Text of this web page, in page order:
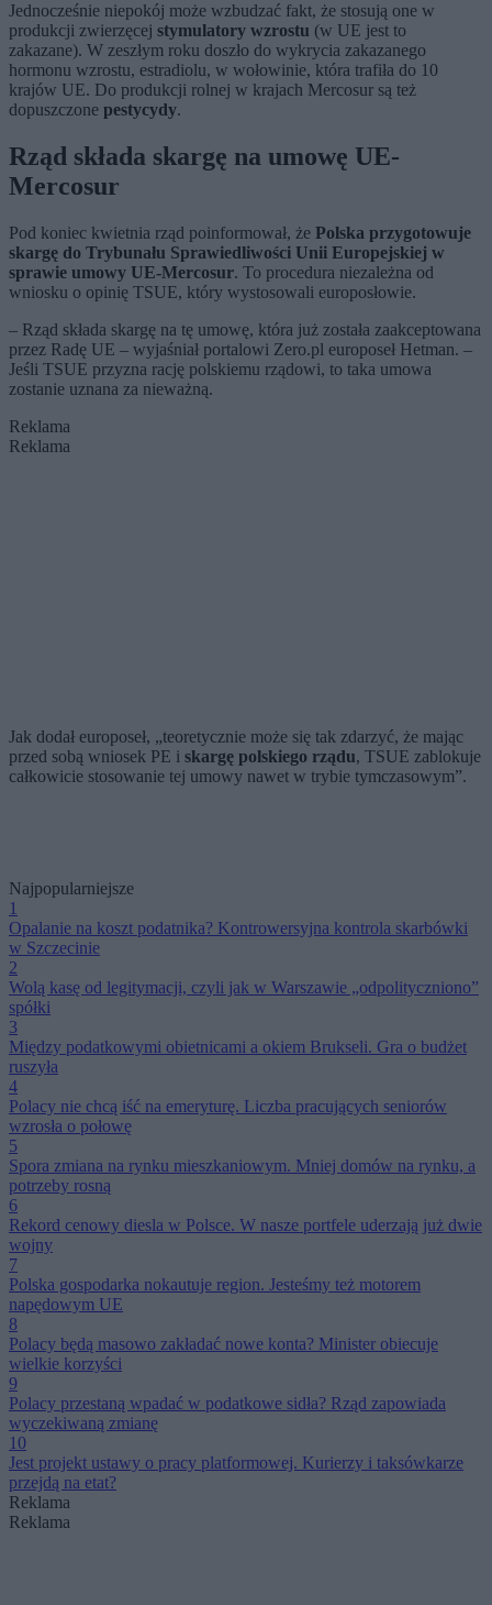
Jednocześnie niepokój może wzbudzać fakt, że stosują one w
produkcji zwierzęcej stymulatory wzrostu (w UE jest to
zakazane). W zeszłym roku doszło do wykrycia zakazanego
hormonu wzrostu, estradiolu, w wołowinie, która trafiła do 10
krajów UE. Do produkcji rolnej w krajach Mercosur są też
dopuszczone pestycydy.
Rząd składa skargę na umowę UE-
Mercosur
Pod koniec kwietnia rząd poinformował, że Polska przygotowuje
skargę do Trybunału Sprawiedliwości Unii Europejskiej w
sprawie umowy UE-Mercosur. To procedura niezależna od
wniosku o opinię TSUE, który wystosowali europosłowie.
– Rząd składa skargę na tę umowę, która już została zaakceptowana
przez Radę UE – wyjaśniał portalowi Zero.pl europoseł Hetman. –
Jeśli TSUE przyzna rację polskiemu rządowi, to taka umowa
zostanie uznana za nieważną.
Reklama
Reklama
Jak dodał europoseł, „teoretycznie może się tak zdarzyć, że mając
przed sobą wniosek PE i skargę polskiego rządu, TSUE zablokuje
całkowicie stosowanie tej umowy nawet w trybie tymczasowym”.
Najpopularniejsze
1
Opalanie na koszt podatnika? Kontrowersyjna kontrola skarbówki
w Szczecinie
2
Wolą kasę od legitymacji, czyli jak w Warszawie „odpolityczniono”
spółki
3
Między podatkowymi obietnicami a okiem Brukseli. Gra o budżet
ruszyła
4
Polacy nie chcą iść na emeryturę. Liczba pracujących seniorów
wzrosła o połowę
5
Spora zmiana na rynku mieszkaniowym. Mniej domów na rynku, a
potrzeby rosną
6
Rekord cenowy diesla w Polsce. W nasze portfele uderzają już dwie
wojny
7
Polska gospodarka nokautuje region. Jesteśmy też motorem
napędowym UE
8
Polacy będą masowo zakładać nowe konta? Minister obiecuje
wielkie korzyści
9
Polacy przestaną wpadać w podatkowe sidła? Rząd zapowiada
wyczekiwaną zmianę
10
Jest projekt ustawy o pracy platformowej. Kurierzy i taksówkarze
przejdą na etat?
Reklama
Reklama